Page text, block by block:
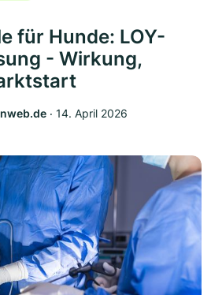
für Hunde: LOY-
- Wirkung,
‧ 14. April 2026